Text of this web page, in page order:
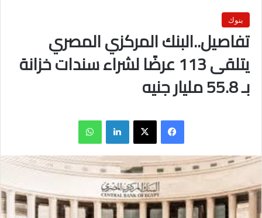
بنوك
تفاصيل..البنك المركزي المصري
يتلقى 113 عرضًا لشراء سندات خزانة
بـ 55.8 مليار جنيه
فيسبوك X لينكدإن